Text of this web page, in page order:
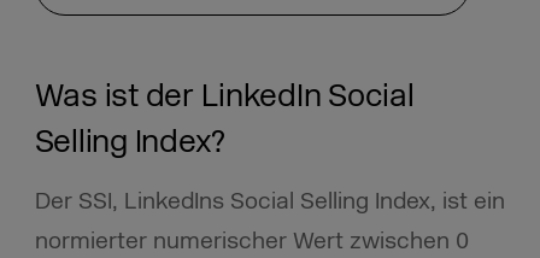
Was ist der LinkedIn Social
Selling Index?
Der SSI, LinkedIns Social Selling Index, ist ein
normierter numerischer Wert zwischen 0